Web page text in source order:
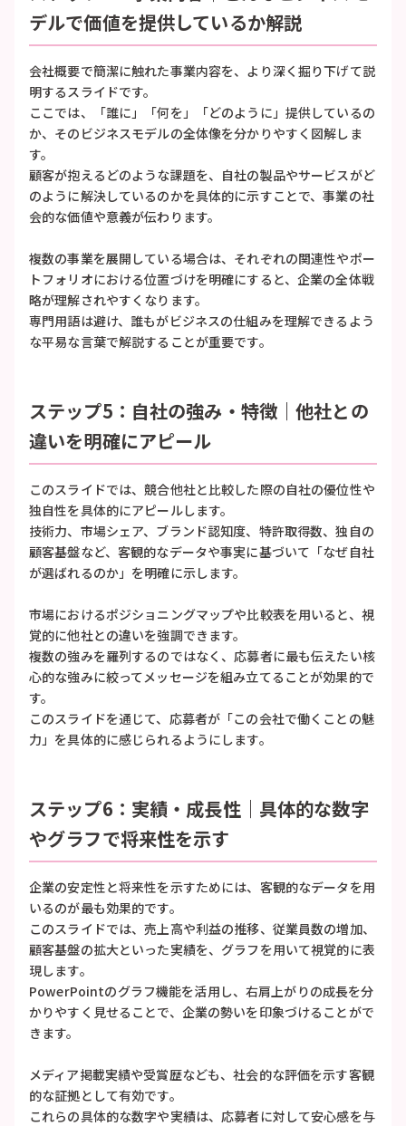
デルで価値を提供しているか解説
会社概要で簡潔に触れた事業内容を、より深く掘り下げて説
明するスライドです。
ここでは、「誰に」「何を」「どのように」提供しているの
か、そのビジネスモデルの全体像を分かりやすく図解しま
す。
顧客が抱えるどのような課題を、自社の製品やサービスがど
のように解決しているのかを具体的に示すことで、事業の社
会的な価値や意義が伝わります。
複数の事業を展開している場合は、それぞれの関連性やポー
トフォリオにおける位置づけを明確にすると、企業の全体戦
略が理解されやすくなります。
専門用語は避け、誰もがビジネスの仕組みを理解できるよう
な平易な言葉で解説することが重要です。
ステップ5：自社の強み・特徴｜他社との
違いを明確にアピール
このスライドでは、競合他社と比較した際の自社の優位性や
独自性を具体的にアピールします。
技術力、市場シェア、ブランド認知度、特許取得数、独自の
顧客基盤など、客観的なデータや事実に基づいて「なぜ自社
が選ばれるのか」を明確に示します。
市場におけるポジショニングマップや比較表を用いると、視
覚的に他社との違いを強調できます。
複数の強みを羅列するのではなく、応募者に最も伝えたい核
心的な強みに絞ってメッセージを組み立てることが効果的で
す。
このスライドを通じて、応募者が「この会社で働くことの魅
力」を具体的に感じられるようにします。
ステップ6：実績・成長性｜具体的な数字
やグラフで将来性を示す
企業の安定性と将来性を示すためには、客観的なデータを用
いるのが最も効果的です。
このスライドでは、売上高や利益の推移、従業員数の増加、
顧客基盤の拡大といった実績を、グラフを用いて視覚的に表
現します。
PowerPointのグラフ機能を活用し、右肩上がりの成長を分
かりやすく見せることで、企業の勢いを印象づけることがで
きます。
メディア掲載実績や受賞歴なども、社会的な評価を示す客観
的な証拠として有効です。
これらの具体的な数字や実績は、応募者に対して安心感を与